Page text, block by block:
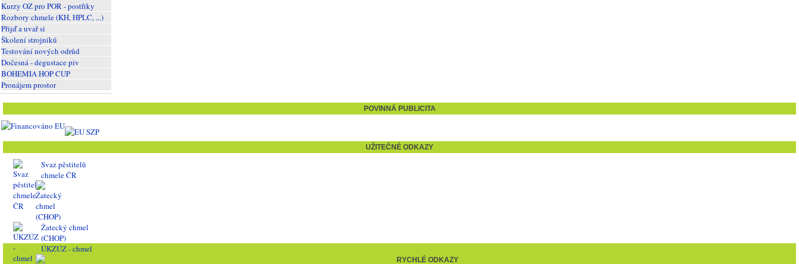
Kurzy OZ pro POR - postřiky
Rozbory chmele (KH, HPLC, ...)
Přijď a uvař si
Školení strojníků
Testování nových odrůd
Dočesná - degustace piv
BOHEMIA HOP CUP
Pronájem prostor
POVINNÁ PUBLICITA
UŽITEČNÉ ODKAZY
Svaz pěstitelů
chmele ČR
Žatecký chmel
(CHOP)
ÚKZÚZ - chmel
RYCHLÉ ODKAZY